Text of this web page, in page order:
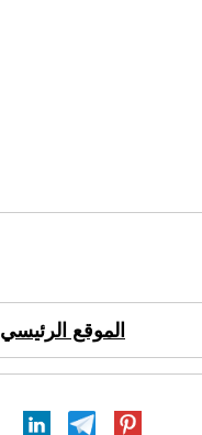
الموقع الرئيسي